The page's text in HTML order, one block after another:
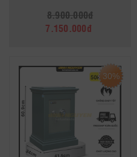
8.900.000đ
7.150.000đ
30%